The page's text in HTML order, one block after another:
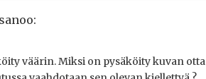
sanoo:
väärin. Miksi on pysäköity kuvan